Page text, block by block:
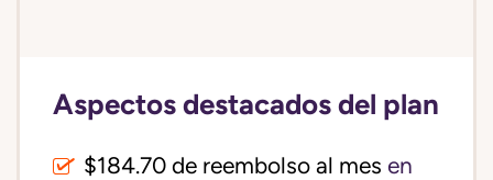
Aspectos destacados del plan
$184.70 de reembolso al mes en